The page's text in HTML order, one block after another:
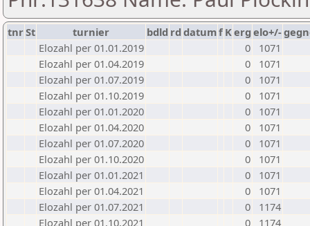
tnrSt turnier bdld rd datumf Kerg elo+/-
Elozahl per 01.01.2019
0
1071
Elozahl per 01.04.2019
0
1071
Elozahl per 01.07.2019
0
1071
Elozahl per 01.10.2019
0
1071
Elozahl per 01.01.2020
0
1071
Elozahl per 01.04.2020
0
1071
Elozahl per 01.07.2020
0
1071
Elozahl per 01.10.2020
0
1071
Elozahl per 01.01.2021
0
1071
Elozahl per 01.04.2021
0
1071
Elozahl per 01.07.2021
0
1174
Elozahl per 01.10.2021
0
1174